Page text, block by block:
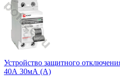
Устройство защитного
40А 30мА (A)